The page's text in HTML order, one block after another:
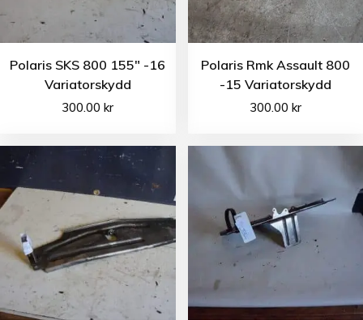
Polaris SKS 800 155″ -16
Variatorskydd
300.00kr
Polaris Rmk Assault 800
-15 Variatorskydd
300.00 kr